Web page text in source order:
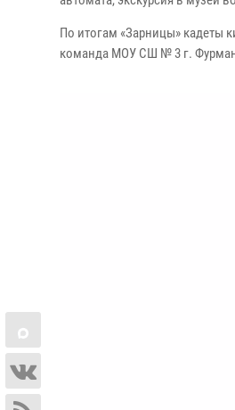
По итогам «Зарницы» кадеты
команда МОУ СШ № 3 г.